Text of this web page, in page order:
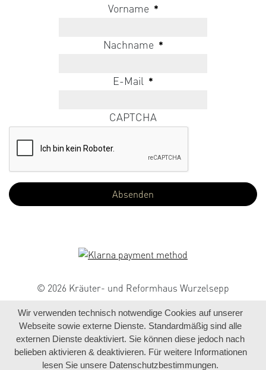
Vorname *
Nachname *
E-Mail *
CAPTCHA
© 2026 Kräuter- und Reformhaus Wurzelsepp
Wir verwenden technisch notwendige Cookies auf unserer
Webseite sowie externe Dienste. Standardmäßig sind alle
externen Dienste deaktiviert. Sie können diese jedoch nach
belieben aktivieren & deaktivieren. Für weitere Informationen
lesen Sie unsere Datenschutzbestimmungen.